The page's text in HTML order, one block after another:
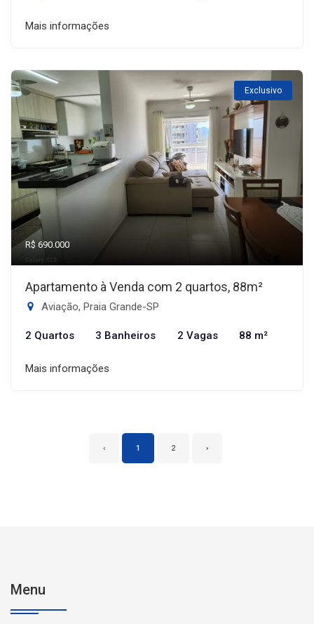
Mais informações
Exclusivo
R$ 690.000
Apartamento à Venda com 2 quartos, 88m²
Aviação, Praia Grande-SP
2 Quartos 3 Banheiros 2 Vagas 88 m²
Mais informações
‹ 1 2 ›
Menu